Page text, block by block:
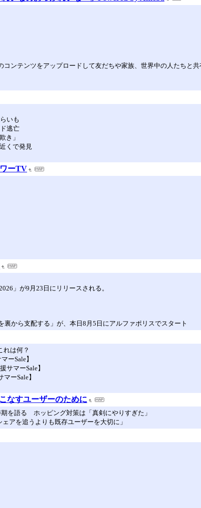
ンテンツをアップロードして友だちや家族、世界中の人たちと
いも
逃亡
き」
くで発見
ーTV
」が9月23日にリリースされる。
から支配する」が、本日8月5日にアルファポリスでスタート
れは何？
ーSale】
サマーSale】
ーSale】
なすユーザーのために
を語る ホッピング対策は「真剣にやりすぎた」
アを追うよりも既存ユーザーを大切に」